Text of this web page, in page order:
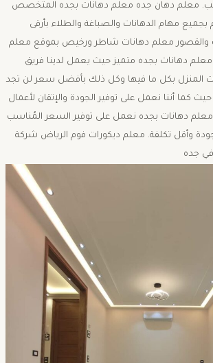
معلم دهان جده معلم دهانات بجده المتخصص
مهام الدهانات والصباغة والطلاء بأرقى
والقصور معلم دهانات شاطر ورخيص بموقع معلم
دهانات بجده متميز حيث يعمل لدينا فريق
المنزل بكل ما فيها وكل ذلك بأفضل سعر لن تجد
كما أننا نعمل على توفير الجودة والإتقان لأعمال
معلم دهانات بجده نعمل على توفير السعر المُناسب
وأقل تكلفة. معلم ديكورات فوم الرياض شركة
جده